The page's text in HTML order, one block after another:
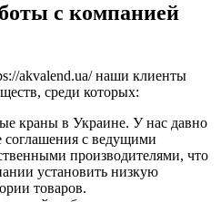
с компанией
akvalend.ua/ наши клиенты
среди которых:
краны в Украине. У нас давно
соглашения с ведущими
производителями, что
установить низкую
товаров.